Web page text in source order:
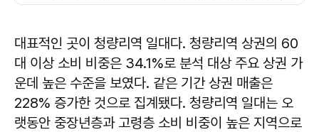
대표적인 곳이 청량리역 일대다. 청량리역 상권의 60
대 이상 소비 비중은 34.1%로 분석 대상 주요 상권 가
운데 높은 수준을 보였다. 같은 기간 상권 매출은
228% 증가한 것으로 집계됐다. 청량리역 일대는 오
랫동안 중장년층과 고령층 소비 비중이 높은 지역으로